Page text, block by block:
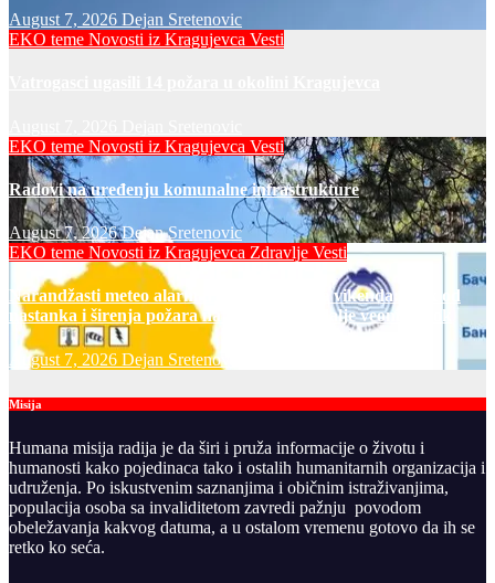
August 7, 2026 Dejan Sretenovic
EKO teme Novosti iz Kragujevca Vesti
EKO teme Novosti iz Kragujevca Vesti
Radovi na uređenju komunalne infrastrukture
August 7, 2026Dejan Sretenovic
EKO teme Novosti iz Kragujevca Zdravlje Vesti
Narandžasti meteo alarm u petak i za dane vikenda: rizik od
nastanka i širenja požara na otvorenom i dalje veoma visok
August 7, 2026 Dejan Sretenovic
Misija
Humana misija radija je da širi i pruža informacije o životu i
humanosti kako pojedinaca tako i ostalih humanitarnih organizacija i
udruženja. Po iskustvenim saznanjima i običnim istraživanjima,
populacija osoba sa invaliditetom zavredi pažnju povodom
obeležavanja kakvog datuma, a u ostalom vremenu gotovo da ih se
retko ko seća.